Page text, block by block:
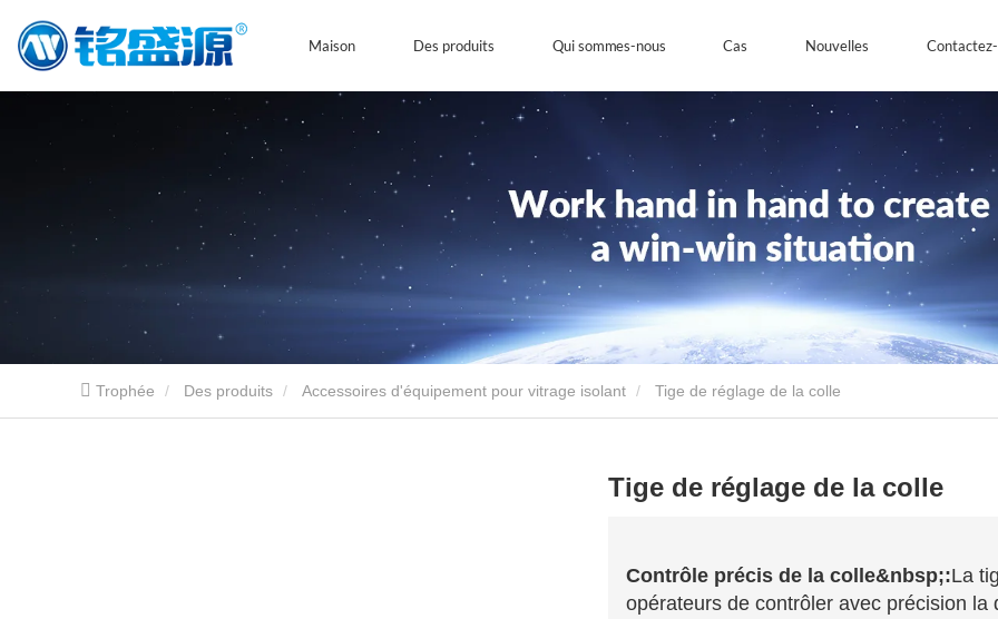
Maison Des produits Qui sommes-nous Cas Nouvelles
Trophée Des produits Accessoires d'équipement pour vitrage isolant Tige de réglage de la colle
Tige de réglage de la colle
Contrôle précis de la colle&nbsp;:La
opérateurs de contrôler avec précision